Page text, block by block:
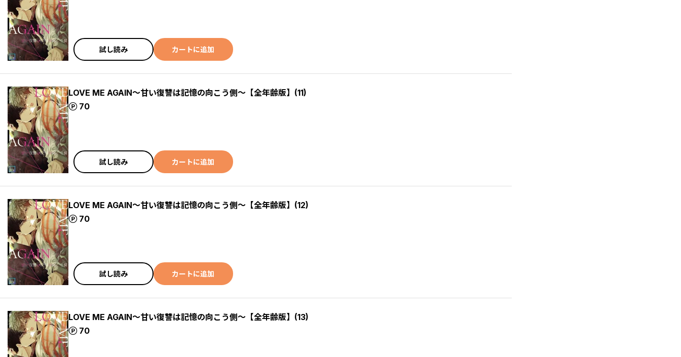
試し読み カートに追加
LOVE ME AGAIN～甘い復讐は記憶の向こう側～【全年齢版】(11)
70
ポイント
試し読み カートに追加
LOVE ME AGAIN～甘い復讐は記憶の向こう側～【全年齢版】(12)
70
ポイント
試し読み カートに追加
LOVE ME AGAIN～甘い復讐は記憶の向こう側～【全年齢版】(13)
70
ポイント